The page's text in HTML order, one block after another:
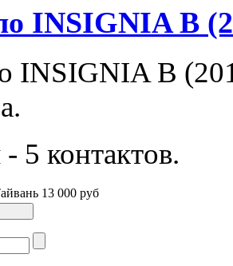
INSIGNIA B
INSIGNIA B
5 контактов.
13 000 руб